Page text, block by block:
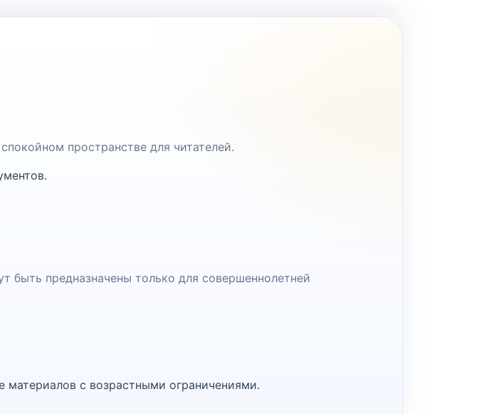
пространстве для читателей.
быть предназначены только для совершеннолетней
материалов с возрастными ограничениями.